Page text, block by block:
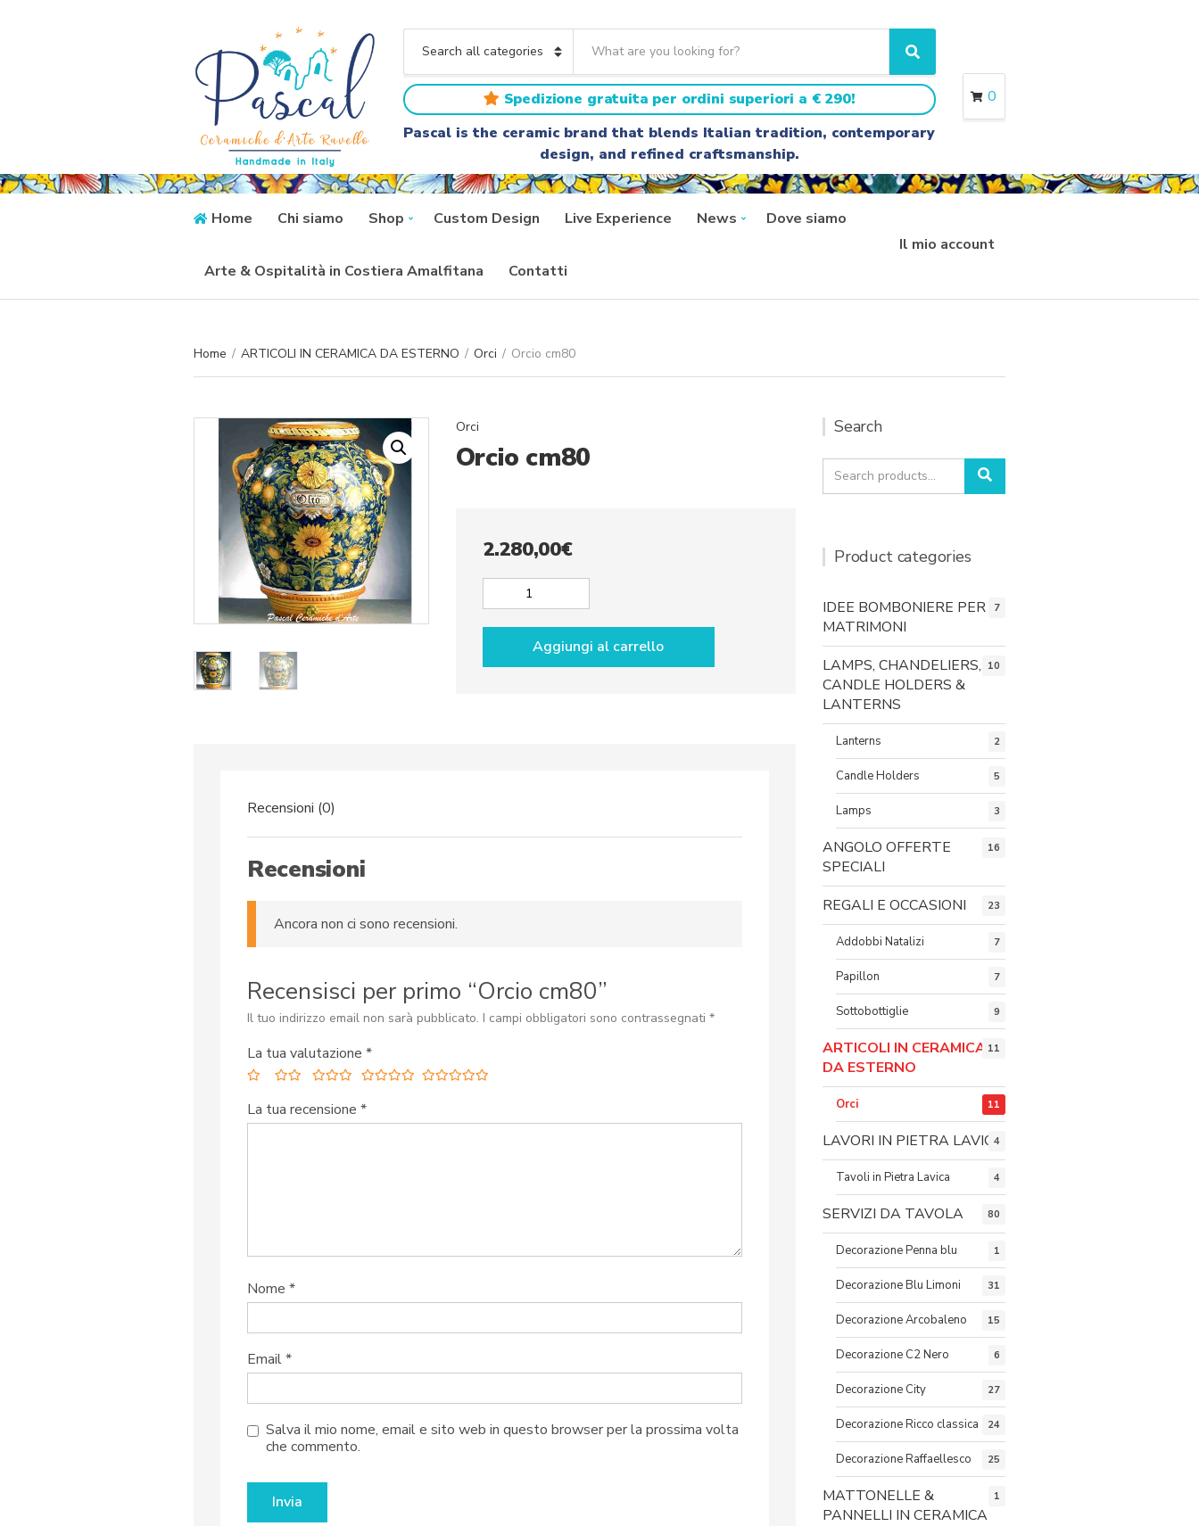
a
t
e
g
o
y
n
m
a
r
c
h
t
e
x
t
S
e
a
r
c
h
Spedizione gratuita per ordini superiori a € 290!
Pascal is the ceramic brand that blends Italian tradition, contemporary
design, and refined craftsmanship.
0
Home Chi siamo Shop Custom Design Live Experience News Dove siamo
Arte & Ospitalità in Costiera Amalfitana Contatti
Il mio account
Home / ARTICOLI IN CERAMICA DA ESTERNO / Orci / Orcio cm80
Orci
Orcio cm80
2.280,00€
Aggiungi al carrello
Recensioni (0)
Recensioni
Ancora non ci sono recensioni.
Recensisci per primo “Orcio cm80”
Il tuo indirizzo email non sarà pubblicato. I campi obbligatori sono contrassegnati *
La tua valutazione *
La tua recensione *
Nome *
Email*
Salva il mio nome, email e sito web in questo browser per la prossima volta
che commento.
Search
Search
for:
Search
Product categories
IDEE BOMBONIERE PER
MATRIMONI
7
LAMPS, CHANDELIERS,
CANDLE HOLDERS &
LANTERNS
10
Lanterns 2
Candle Holders 5
Lamps 3
ANGOLO OFFERTE
SPECIALI
16
REGALI E OCCASIONI 23
Addobbi Natalizi 7
Papillon 7
Sottobottiglie 9
ARTICOLI IN CERAMICA
DA ESTERNO
11
Orci 11
LAVORI IN PIETRA LAVICA
4
Tavoli in Pietra Lavica 4
SERVIZI DA TAVOLA 80
Decorazione Penna blu 1
Decorazione Blu Limoni 31
Decorazione Arcobaleno 15
Decorazione C2 Nero 6
Decorazione City 27
Decorazione Ricco classica 24
Decorazione Raffaellesco 25
MATTONELLE &
PANNELLI IN CERAMICA
1